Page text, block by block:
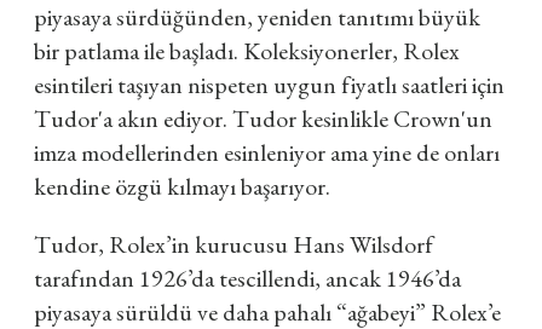
piyasaya sürdüğünden, yeniden tanıtımı büyük
bir patlama ile başladı. Koleksiyonerler, Rolex
esintileri taşıyan nispeten uygun fiyatlı saatleri için
Tudor'a akın ediyor. Tudor kesinlikle Crown'un
imza modellerinden esinleniyor ama yine de onları
kendine özgü kılmayı başarıyor.
Tudor, Rolex’in kurucusu Hans Wilsdorf
tarafından 1926’da tescillendi, ancak 1946’da
piyasaya sürüldü ve daha pahalı “ağabeyi” Rolex’e